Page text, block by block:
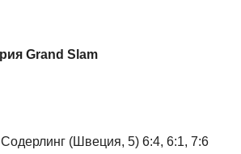
Grand Slam
(Швеция, 5) 6:4, 6:1, 7:6